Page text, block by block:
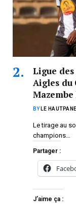
Ligue des
Aigles du
BY LE
Le tirage au
champions…
Partager :
J’aime ça :